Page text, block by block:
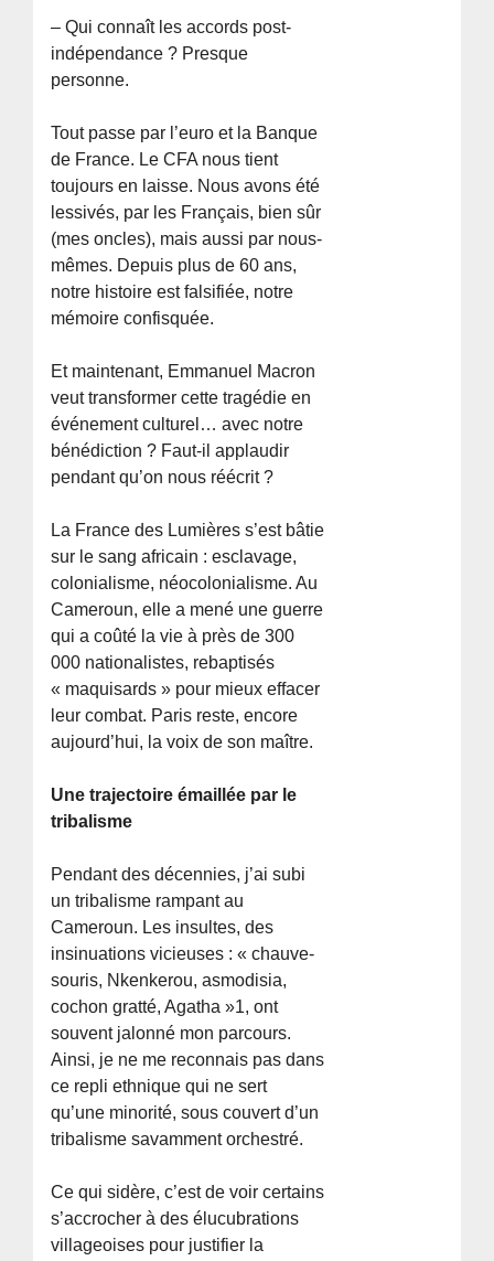
– Qui connaît les accords post-
indépendance ? Presque
personne.
Tout passe par l’euro et la Banque
de France. Le CFA nous tient
toujours en laisse. Nous avons été
lessivés, par les Français, bien sûr
(mes oncles), mais aussi par nous-
mêmes. Depuis plus de 60 ans,
notre histoire est falsifiée, notre
mémoire confisquée.
Et maintenant, Emmanuel Macron
veut transformer cette tragédie en
événement culturel… avec notre
bénédiction ? Faut-il applaudir
pendant qu’on nous réécrit ?
La France des Lumières s’est bâtie
sur le sang africain : esclavage,
colonialisme, néocolonialisme. Au
Cameroun, elle a mené une guerre
qui a coûté la vie à près de 300
000 nationalistes, rebaptisés
« maquisards » pour mieux effacer
leur combat. Paris reste, encore
aujourd’hui, la voix de son maître.
Une trajectoire émaillée par le
tribalisme
Pendant des décennies, j’ai subi
un tribalisme rampant au
Cameroun. Les insultes, des
insinuations vicieuses : « chauve-
souris, Nkenkerou, asmodisia,
cochon gratté, Agatha »1, ont
souvent jalonné mon parcours.
Ainsi, je ne me reconnais pas dans
ce repli ethnique qui ne sert
qu’une minorité, sous couvert d’un
tribalisme savamment orchestré.
Ce qui sidère, c’est de voir certains
s’accrocher à des élucubrations
villageoises pour justifier la